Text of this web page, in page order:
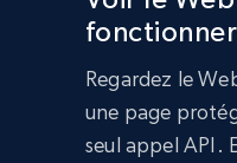
Regardez le
une page
seul appel API.